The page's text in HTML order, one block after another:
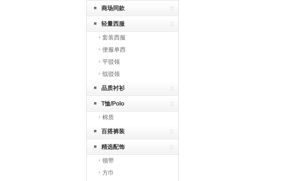
商场同款
轻量西服
套装西服
便服单西
平驳领
戗驳领
品质衬衫
T恤/Polo
棉质
百搭裤装
精选配饰
领带
方巾